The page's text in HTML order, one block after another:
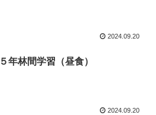
2024.09.20
５年林間学習（昼食）
2024.09.20